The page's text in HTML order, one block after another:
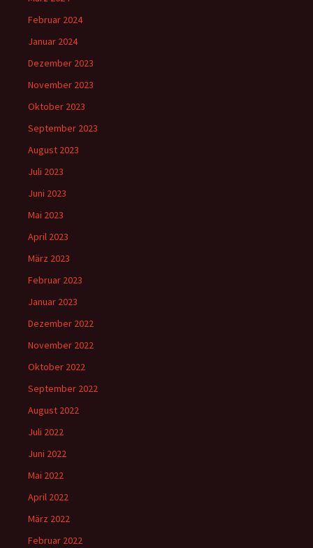
Februar 2024
Januar 2024
Dezember 2023
November 2023
Oktober 2023
September 2023
August 2023
Juli 2023
Juni 2023
Mai 2023
April 2023
März 2023
Februar 2023
Januar 2023
Dezember 2022
November 2022
Oktober 2022
September 2022
August 2022
Juli 2022
Juni 2022
Mai 2022
April 2022
März 2022
Februar 2022